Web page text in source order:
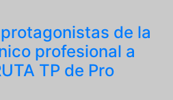
de la
profesional a
TP de Pro